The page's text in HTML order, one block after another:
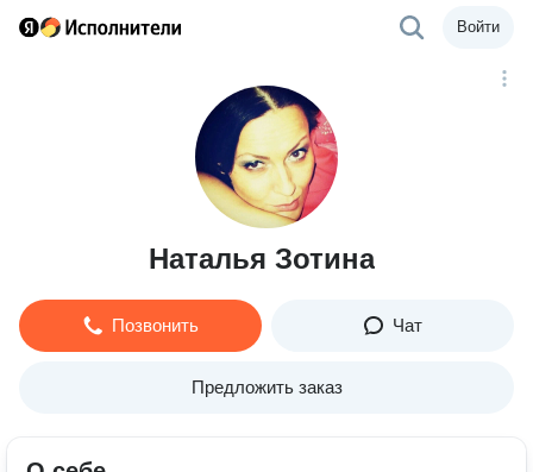
Войти
Наталья Зотина
Позвонить Чат
Предложить заказ